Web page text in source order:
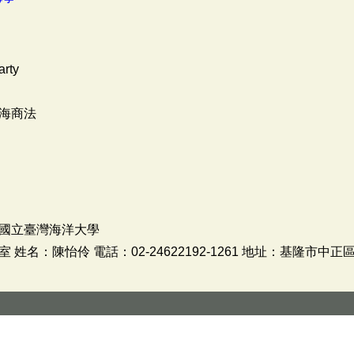
商法
立臺灣海洋大學
姓名：陳怡伶 電話：02-24622192-1261 地址：基隆市中正